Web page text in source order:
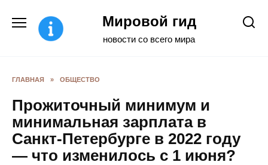
содержанию
Мировой гид
новости со всего мира
ГЛАВНАЯ » ОБЩЕСТВО
Прожиточный минимум и
минимальная зарплата в
Санкт-Петербурге в 2022 году
— что изменилось с 1 июня?